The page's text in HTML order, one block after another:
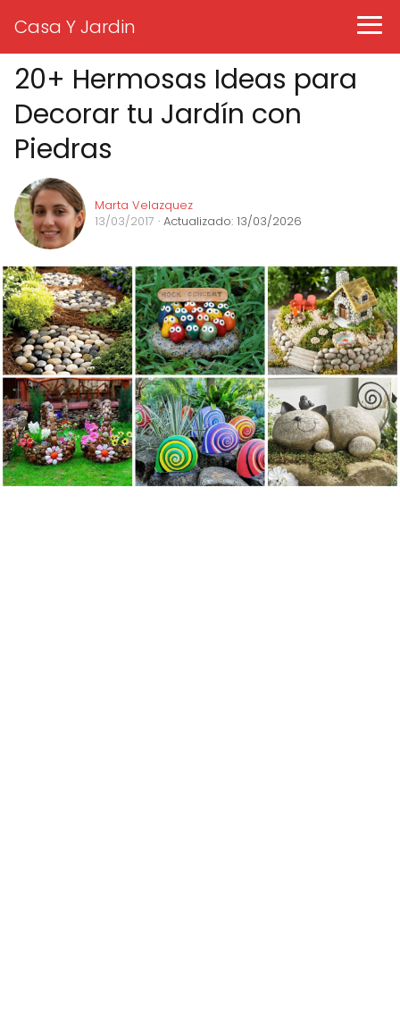
Casa Y Jardin
20+ Hermosas Ideas para
Decorar tu Jardín con
Piedras
Marta Velazquez
13/03/2017 · Actualizado: 13/03/2026